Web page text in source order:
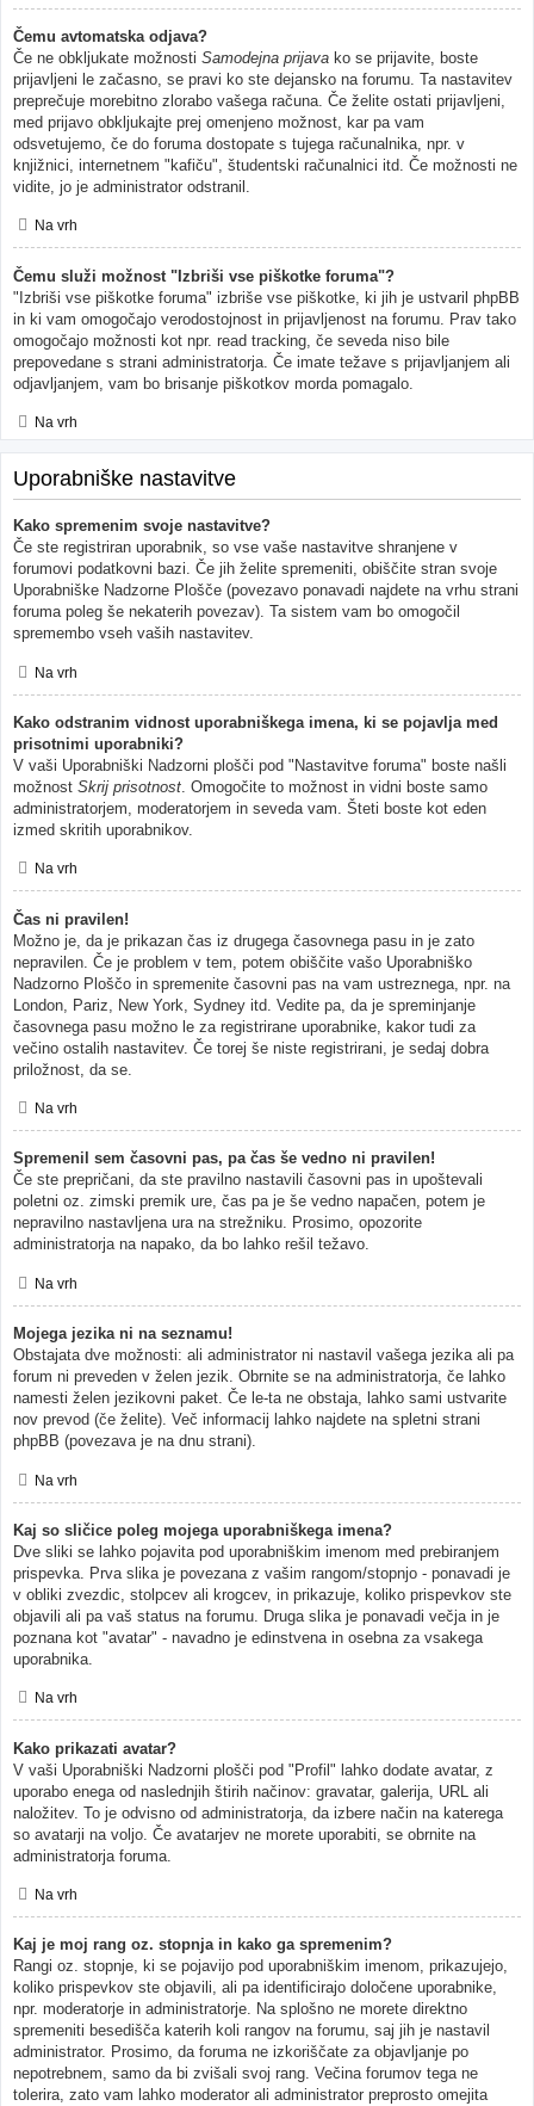
Čemu avtomatska odjava?
Če ne obkljukate možnosti Samodejna prijava ko se prijavite, boste
prijavljeni le začasno, se pravi ko ste dejansko na forumu. Ta nastavitev
preprečuje morebitno zlorabo vašega računa. Če želite ostati prijavljeni,
med prijavo obkljukajte prej omenjeno možnost, kar pa vam
odsvetujemo, če do foruma dostopate s tujega računalnika, npr. v
knjižnici, internetnem "kafiču", študentski računalnici itd. Če možnosti ne
vidite, jo je administrator odstranil.
Na vrh
Čemu služi možnost "Izbriši vse piškotke foruma"?
"Izbriši vse piškotke foruma" izbriše vse piškotke, ki jih je ustvaril phpBB
in ki vam omogočajo verodostojnost in prijavljenost na forumu. Prav tako
omogočajo možnosti kot npr. read tracking, če seveda niso bile
prepovedane s strani administratorja. Če imate težave s prijavljanjem ali
odjavljanjem, vam bo brisanje piškotkov morda pomagalo.
Na vrh
Uporabniške nastavitve
Kako spremenim svoje nastavitve?
Če ste registriran uporabnik, so vse vaše nastavitve shranjene v
forumovi podatkovni bazi. Če jih želite spremeniti, obiščite stran svoje
Uporabniške Nadzorne Plošče (povezavo ponavadi najdete na vrhu strani
foruma poleg še nekaterih povezav). Ta sistem vam bo omogočil
spremembo vseh vaših nastavitev.
Na vrh
Kako odstranim vidnost uporabniškega imena, ki se pojavlja med
prisotnimi uporabniki?
V vaši Uporabniški Nadzorni plošči pod "Nastavitve foruma" boste našli
možnost Skrij prisotnost . Omogočite to možnost in vidni boste samo
administratorjem, moderatorjem in seveda vam. Šteti boste kot eden
izmed skritih uporabnikov.
Na vrh
Čas ni pravilen!
Možno je, da je prikazan čas iz drugega časovnega pasu in je zato
nepravilen. Če je problem v tem, potem obiščite vašo Uporabniško
Nadzorno Ploščo in spremenite časovni pas na vam ustreznega, npr. na
London, Pariz, New York, Sydney itd. Vedite pa, da je spreminjanje
časovnega pasu možno le za registrirane uporabnike, kakor tudi za
večino ostalih nastavitev. Če torej še niste registrirani, je sedaj dobra
priložnost, da se.
Na vrh
Spremenil sem časovni pas, pa čas še vedno ni pravilen!
Če ste prepričani, da ste pravilno nastavili časovni pas in upoštevali
poletni oz. zimski premik ure, čas pa je še vedno napačen, potem je
nepravilno nastavljena ura na strežniku. Prosimo, opozorite
administratorja na napako, da bo lahko rešil težavo.
Na vrh
Mojega jezika ni na seznamu!
Obstajata dve možnosti: ali administrator ni nastavil vašega jezika ali pa
forum ni preveden v želen jezik. Obrnite se na administratorja, če lahko
namesti želen jezikovni paket. Če le-ta ne obstaja, lahko sami ustvarite
nov prevod (če želite). Več informacij lahko najdete na spletni strani
phpBB (povezava je na dnu strani).
Na vrh
Kaj so sličice poleg mojega uporabniškega imena?
Dve sliki se lahko pojavita pod uporabniškim imenom med prebiranjem
prispevka. Prva slika je povezana z vašim rangom/stopnjo - ponavadi je
v obliki zvezdic, stolpcev ali krogcev, in prikazuje, koliko prispevkov ste
objavili ali pa vaš status na forumu. Druga slika je ponavadi večja in je
poznana kot "avatar" - navadno je edinstvena in osebna za vsakega
uporabnika.
Na vrh
Kako prikazati avatar?
V vaši Uporabniški Nadzorni plošči pod "Profil" lahko dodate avatar, z
uporabo enega od naslednjih štirih načinov: gravatar, galerija, URL ali
naložitev. To je odvisno od administratorja, da izbere način na katerega
so avatarji na voljo. Če avatarjev ne morete uporabiti, se obrnite na
administratorja foruma.
Na vrh
Kaj je moj rang oz. stopnja in kako ga spremenim?
Rangi oz. stopnje, ki se pojavijo pod uporabniškim imenom, prikazujejo,
koliko prispevkov ste objavili, ali pa identificirajo določene uporabnike,
npr. moderatorje in administratorje. Na splošno ne morete direktno
spremeniti besedišča katerih koli rangov na forumu, saj jih je nastavil
administrator. Prosimo, da foruma ne izkoriščate za objavljanje po
nepotrebnem, samo da bi zvišali svoj rang. Večina forumov tega ne
tolerira, zato vam lahko moderator ali administrator preprosto omejita